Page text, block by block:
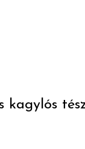
kagylós